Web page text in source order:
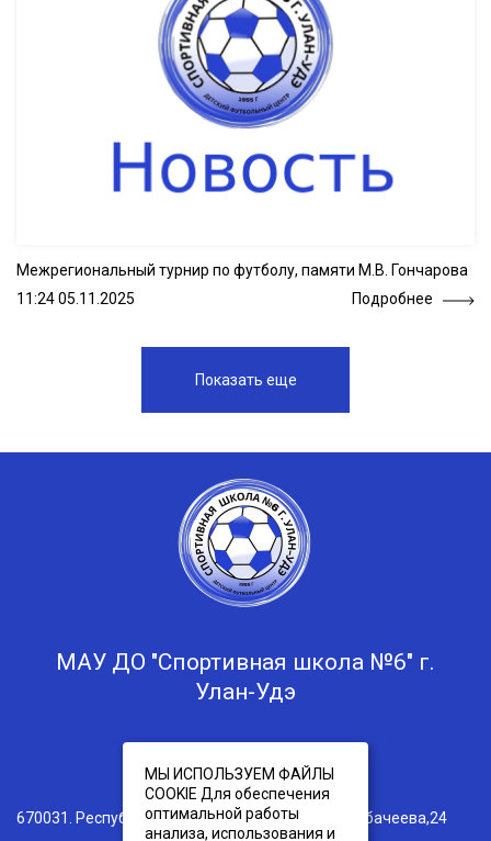
Межрегиональный турнир по футболу, памяти М.В. Гончарова
11:24 05.11.2025
Подробнее
Показать еще
МАУ ДО "Спортивная школа №6" г.
Улан-Удэ
8(3012)45-50-25
670031. Республика Бурятия г. Улан-Удэ, ул. Трубачеева,24
МЫ ИСПОЛЬЗУЕМ ФАЙЛЫ
COOKIE Для обеспечения
оптимальной работы
анализа, использования и